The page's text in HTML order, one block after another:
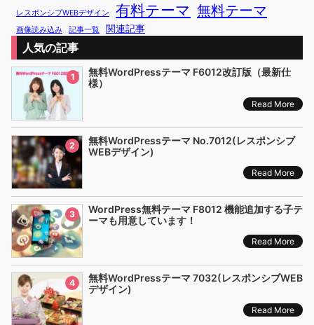
レスポンシブWEBデザイン 有料テーマ 無料テーマ
画像読み込み 記事一覧 関連記事
人気の記事
1
無料WordPressテーマ F6012改訂版（最新仕
様）
Read More
2
無料WordPressテーマ No.7012(レスポンシブ
WEBデザイン)
Read More
3
WordPress無料テーマ F8012 機能追加する子テ
ーマも用意しています！
Read More
4
無料WordPressテーマ 7032(レスポンシブWEB
デザイン)
Read More